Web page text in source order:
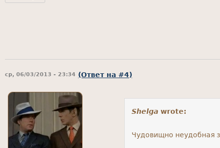
ср, 06/03/2013 - 23:34 (Ответ на #4)
Shelga wrote:
Чудовищно неудобная